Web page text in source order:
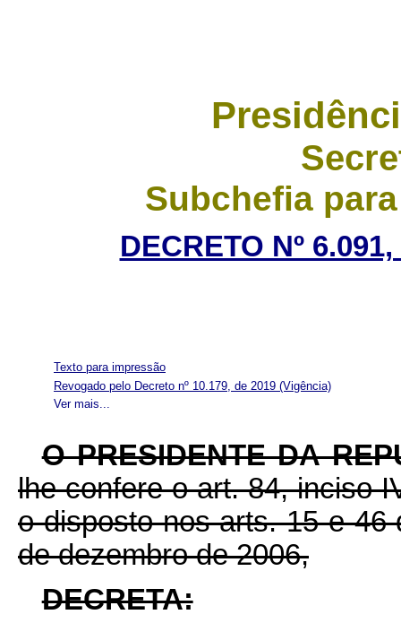
Subchefia
DECRETO Nº
Texto para impressão
Ver mais...
Revogado pelo Decreto nº 10.179, de 2019 (Vigência)
O PRESIDENTE DA
lhe confere o art. 84, inciso
o disposto nos arts. 15 e 46
de dezembro de 2006,
DECRETA: